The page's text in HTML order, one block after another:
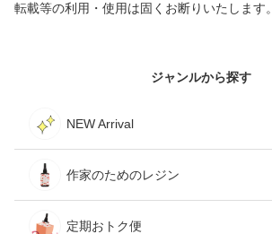
転載等の利用・使用は固くお断りいたします。
ジャンルから探す
NEW Arrival
作家のためのレジン
定期おトク便